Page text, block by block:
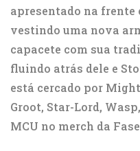
apresentado na frente
vestindo uma nova
capacete com sua
fluindo atrás dele e
está cercado por
Groot, Star-Lord,
MCU no merch da